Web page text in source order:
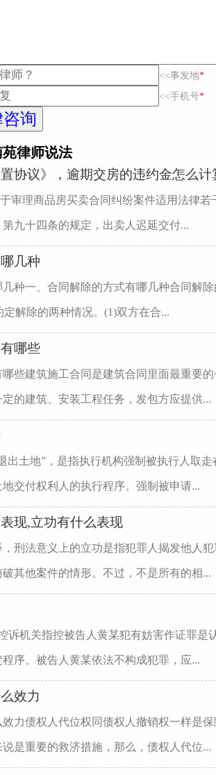
<<事发地*
<<手机号*
律师说法
协议》，逾期交房的违约金怎么计
审理商品房买卖合同纠纷案件适用法律
九十四条的规定，出卖人迟延交付...
几种
种一、合同解除的方式有哪几种合同解
解除的两种情况。(1)双方在合...
哪些
些建筑施工合同是建筑合同里面最重要
的建筑、安装工程任务，发包方应提供...
出土地”，是指执行机构强制被执行人取
交付权利人的执行程序。强制被申请...
现,立功有什么表现
刑法意义上的立功是指犯罪人揭发他人
其他案件的情形。不过，不是所有的相...
诉机关指控被告人黄某犯有妨害作证罪是
序。被告人黄某依法不构成犯罪，应...
效力
力债权人代位权同债权人撤销权一样是
是重要的救济措施，那么，债权人代位...